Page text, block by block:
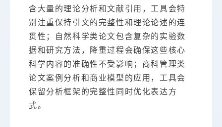
含大量的理论分析和文献引用，工具会特
别注重保持引文的完整性和理论论述的连
贯性；自然科学类论文包含复杂的实验数
据和研究方法，降重过程会确保这些核心
科学内容的准确性不受影响；商科管理类
论文案例分析和商业模型的应用，工具会
保留分析框架的完整性同时优化表达方
式。